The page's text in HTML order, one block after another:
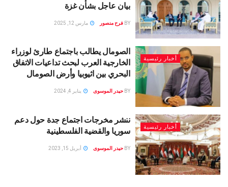
بيان عاجل بشأن غزة
BY فرح منصور مارس 12, 2025
أخبار رئيسية
الصومال يطالب باجتماع طارئ لوزراء
الخارجية العرب لبحث تداعيات الاتفاق
البحري بين اثيوبيا وأرض الصومال
BY حيدر الموسوى يناير 4, 2024
أخبار رئيسية
ننشر مخرجات اجتماع جدة حول دعم
سوريا والقضية الفلسطينية
BY حيدر الموسوى أبريل 15, 2023